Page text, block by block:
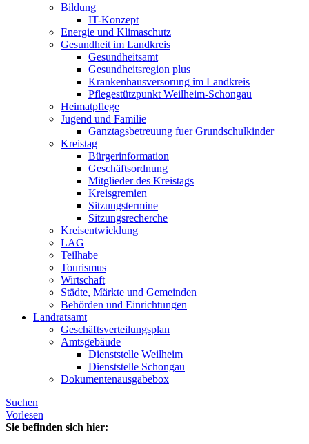
Bildung
IT-Konzept
Energie und Klimaschutz
Gesundheit im Landkreis
Gesundheitsamt
Gesundheitsregion plus
Krankenhausversorung im Landkreis
Pflegestützpunkt Weilheim-Schongau
Heimatpflege
Jugend und Familie
Ganztagsbetreuung fuer Grundschulkinder
Kreistag
Bürgerinformation
Geschäftsordnung
Mitglieder des Kreistags
Kreisgremien
Sitzungstermine
Sitzungsrecherche
Kreisentwicklung
LAG
Teilhabe
Tourismus
Wirtschaft
Städte, Märkte und Gemeinden
Behörden und Einrichtungen
Landratsamt
Geschäftsverteilungsplan
Amtsgebäude
Dienststelle Weilheim
Dienststelle Schongau
Dokumentenausgabebox
Suchen
Vorlesen
Sie befinden sich hier: